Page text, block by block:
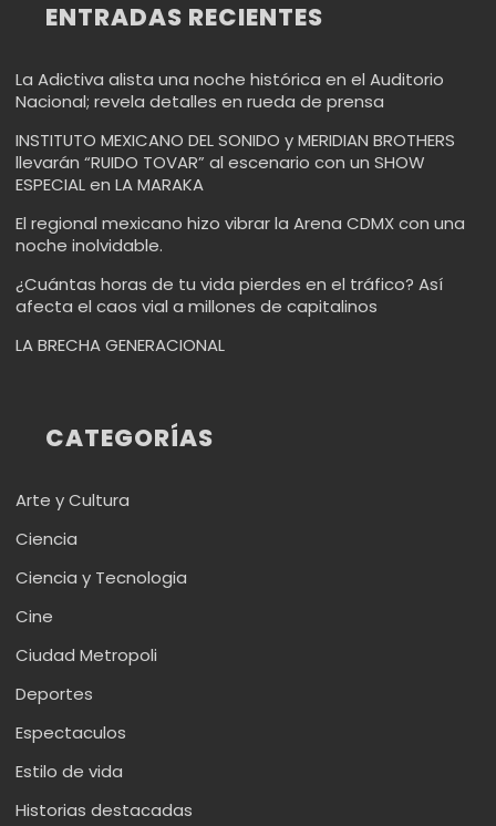
ENTRADAS RECIENTES
La Adictiva alista una noche histórica en el Auditorio
Nacional; revela detalles en rueda de prensa
INSTITUTO MEXICANO DEL SONIDO y MERIDIAN BROTHERS
llevarán “RUIDO TOVAR” al escenario con un SHOW
ESPECIAL en LA MARAKA
El regional mexicano hizo vibrar la Arena CDMX con una
noche inolvidable.
¿Cuántas horas de tu vida pierdes en el tráfico? Así
afecta el caos vial a millones de capitalinos
LA BRECHA GENERACIONAL
CATEGORÍAS
Arte y Cultura
Ciencia
Ciencia y Tecnologia
Cine
Ciudad Metropoli
Deportes
Espectaculos
Estilo de vida
Historias destacadas